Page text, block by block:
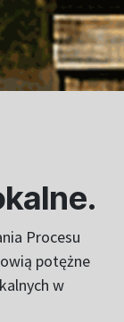
Procesu
potężne
w